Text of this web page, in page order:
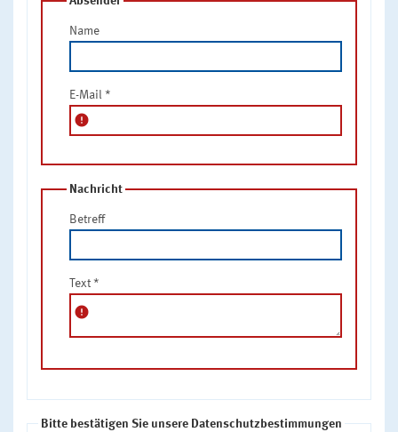
Name
E-Mail *
error
Nachricht
Betreff
Text *
error
Bitte bestätigen Sie unsere Datenschutzbestimmungen